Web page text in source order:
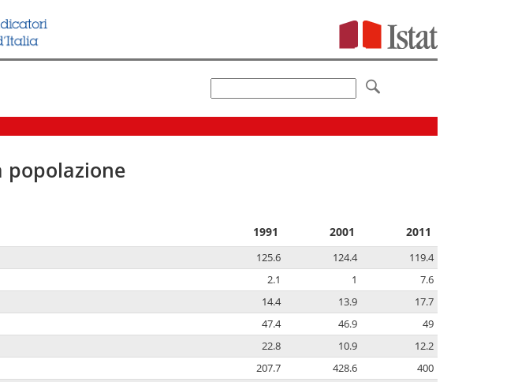
1991 2001 2011
125.6 124.4
119.4
2.1 1
7.6
14.4 13.9
17.7
47.4 46.9
49
22.8 10.9
12.2
207.7 428.6
400